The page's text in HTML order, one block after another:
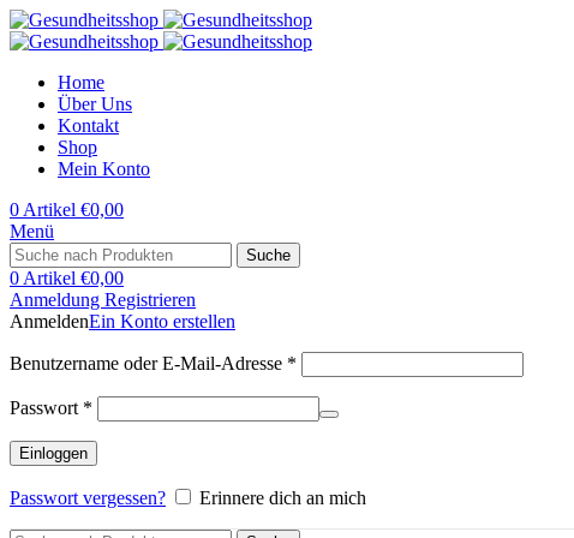
Home
Über Uns
Kontakt
Shop
Mein Konto
0 Artikel €0,00
Menü
Suche
0 Artikel €0,00
Anmeldung Registrieren
AnmeldenEin Konto erstellen
Benutzername oder E-Mail-Adresse *
Passwort *
Einloggen
Passwort vergessen? Erinnere dich an mich